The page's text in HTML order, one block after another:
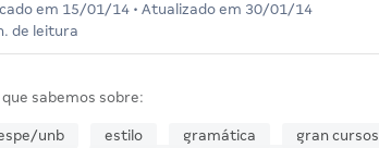
em 15/01/14• Atualizado em 30/01/14
de leitura
que sabemos sobre:
unb estilo gramática gran cursos